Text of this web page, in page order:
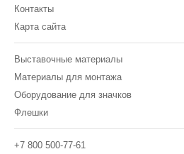
Контакты
Карта сайта
Выставочные материалы
Материалы для монтажа
Оборудование для значков
Флешки
+7 800 500-77-61